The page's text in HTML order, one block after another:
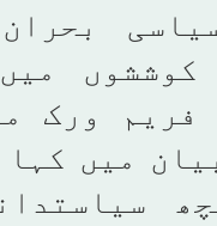
کوششوں
فریم ورک
میں کہا